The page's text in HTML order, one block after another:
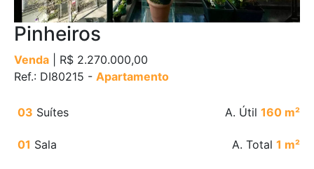
Pinheiros
Venda | R$ 2.270.000,00
Ref.: DI80215 - Apartamento
03 Suítes
01 Sala
A. Útil 160 m²
A. Total 1 m²